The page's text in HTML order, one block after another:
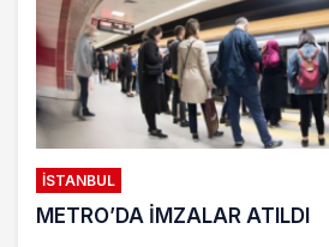
İSTANBUL
METRO’DA İMZALAR ATILDI